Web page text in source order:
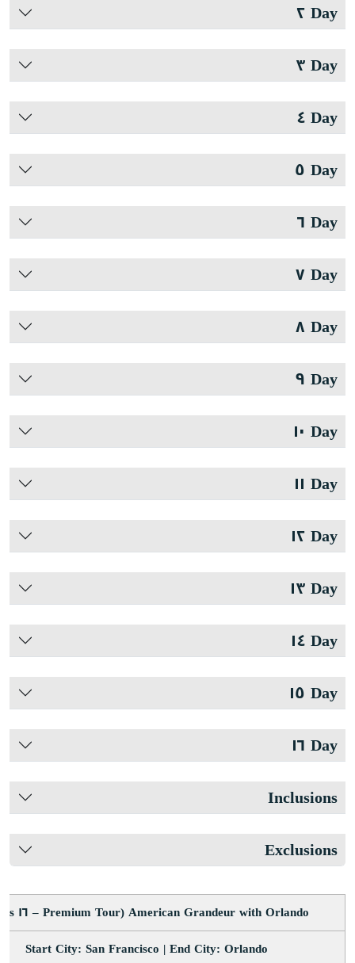
Day ٢
Day ٣
Day ٤
Day ٥
Day ٦
Day ٧
Day ٨
Day ٩
Day ١٠
Day ١١
Day ١٢
Day ١٣
Day ١٤
Day ١٥
Day ١٦
Inclusions
Exclusions
American Grandeur with Orlando (Premium Tour – ١٦ Days)
Start City: San Francisco | End City: Orlando